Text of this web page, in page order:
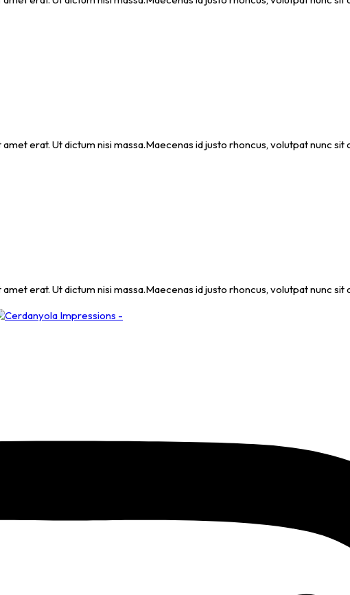
erat. Ut dictum nisi massa.Maecenas id justo rhoncus, volutpat nunc sit
erat. Ut dictum nisi massa.Maecenas id justo rhoncus, volutpat nunc sit